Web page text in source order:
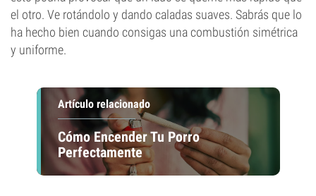
el otro. Ve rotándolo y dando caladas suaves. Sabrás que lo
ha hecho bien cuando consigas una combustión simétrica
y uniforme.
Artículo relacionado
Cómo Encender Tu Porro
Perfectamente